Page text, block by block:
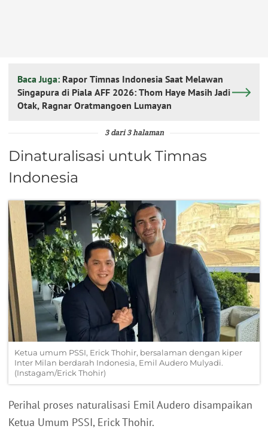
Baca Juga: Rapor Timnas Indonesia Saat Melawan
Singapura di Piala AFF 2026: Thom Haye Masih Jadi
Otak, Ragnar Oratmangoen Lumayan
3 dari 3 halaman
Dinaturalisasi untuk Timnas
Indonesia
Ketua umum PSSI, Erick Thohir, bersalaman dengan kiper
Inter Milan berdarah Indonesia, Emil Audero Mulyadi.
(Instagam/Erick Thohir)
Perihal proses naturalisasi Emil Audero disampaikan
Ketua Umum PSSI, Erick Thohir.